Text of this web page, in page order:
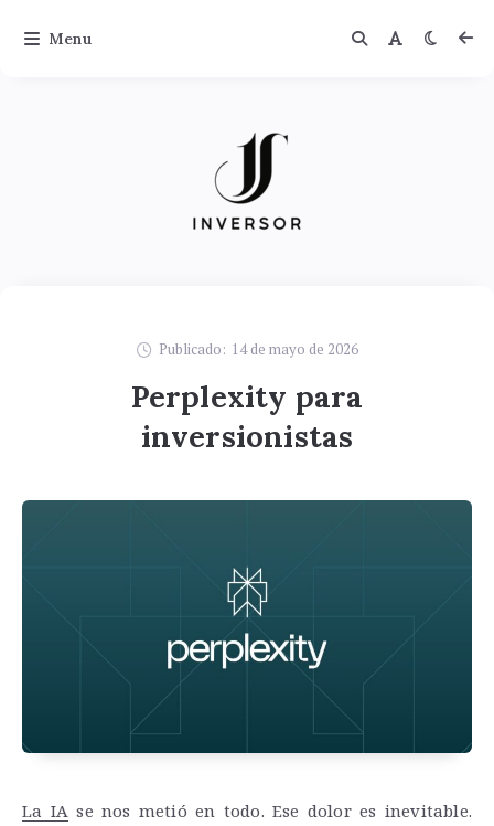
Publicado: 14 de mayo de 2026
Perplexity para
inversionistas
La IA se nos metió en todo. Ese dolor es inevitable.
Menu